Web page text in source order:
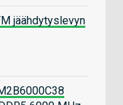
jäähdytyslevyn